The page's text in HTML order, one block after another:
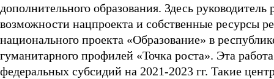
дополнительного образования. Здесь
возможности нацпроекта и собственные ресурсы
национального проекта «Образование» в
гуманитарного профилей «Точка роста». Эта
федеральных субсидий на 2021-2023 гг. Такие